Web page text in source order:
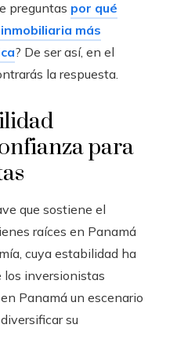
preguntas por qué
más
? De ser así, en el
la respuesta.
para
que sostiene el
raíces en Panamá
cuya estabilidad ha
los inversionistas
Panamá un escenario
su